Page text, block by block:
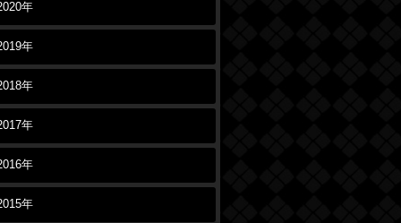
年
年
年
年
年
年